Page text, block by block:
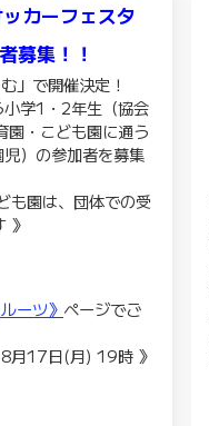
カーフェスタ
集！！
」で開催決定！
学1・2年生（協会
園・こども園に通う
）の参加者を募集
も園は、団体での受
》
ーツ》 ページでご
8月17日(月) 19時 》